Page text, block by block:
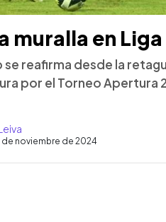
muralla en
se reafirma desde la
por el Torneo Apertura
de noviembre de 2024